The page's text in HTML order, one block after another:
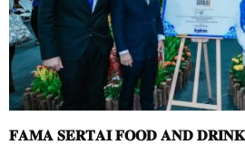
𝐅𝐀𝐌𝐀 𝐒𝐄𝐑𝐓𝐀𝐈 𝐅𝐎𝐎𝐃 𝐀𝐍𝐃